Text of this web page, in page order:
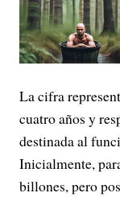
La cifra
cuatro años y
destinada al
Inicialmente,
billones, pero